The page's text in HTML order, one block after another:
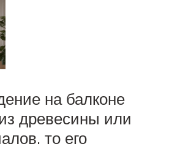
на балконе
древесины или
то его